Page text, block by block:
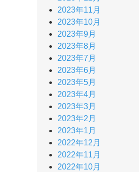
2023年11月
2023年10月
2023年9月
2023年8月
2023年7月
2023年6月
2023年5月
2023年4月
2023年3月
2023年2月
2023年1月
2022年12月
2022年11月
2022年10月